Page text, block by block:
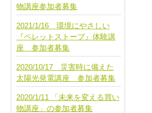
物講座参加者募集
2021/1/16 環境にやさしい
『ペレットストーブ』体験講
座 参加者募集
2020/10/17 災害時に備えた
太陽光発電講座 参加者募集
2020/1/11 「未来を変える買い
物講座」の参加者募集